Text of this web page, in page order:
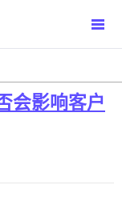
会影响客户